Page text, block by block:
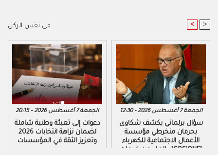
في نفس الركن < >
الجمعة 7 أغسطس 2026 - 20:15
دعوات إلى تعبئة وطنية شاملة
لضمان نزاهة انتخابات 2026
وتعزيز الثقة في المؤسسات
الجمعة 7 أغسطس 2026 - 12:30
سؤال برلماني يكشف شكاوى
بحرمان منخرطي مؤسسة
الأعمال الاجتماعية للكهرباء
والماء من خدمات "COS'ONE"